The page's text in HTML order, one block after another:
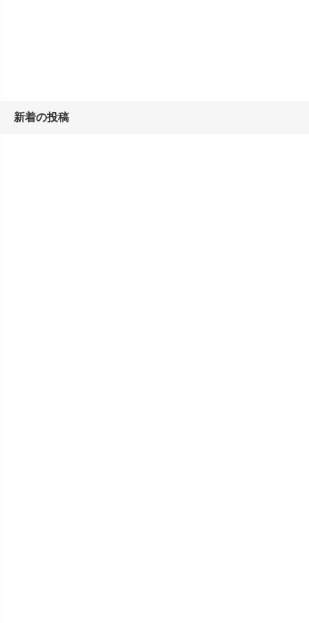
新着の投稿